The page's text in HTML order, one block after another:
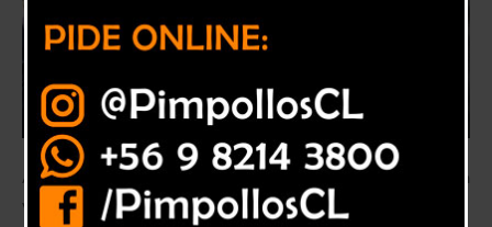
Ante el aumento de denuncias por delitos de alta connotación pública en
Valparaíso, Viña del Mar y Concón, durante la pandemia del coronavirus,